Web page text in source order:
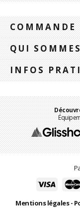
COMMANDE
QUI
INFOS
Mentions légales-